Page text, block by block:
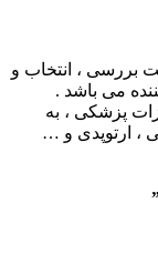
بررسی ، انتخاب و
می باشد .
پزشکی ، به
، ارتوپدی و …